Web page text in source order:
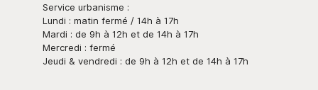
Service urbanisme :
Lundi : matin fermé / 14h à 17h
Mardi : de 9h à 12h et de 14h à 17h
Mercredi : fermé
Jeudi & vendredi : de 9h à 12h et de 14h à 17h